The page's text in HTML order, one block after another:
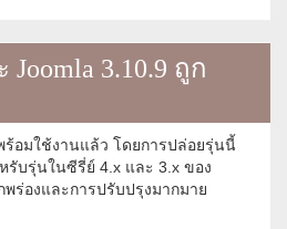
Joomla 3.10.9 ถูก
ร้อมใช้งานแล้ว โดยการปล่อยรุ่นนี้
บรุ่นในซีรี่ย์ 4.x และ 3.x ของ
ร่องและการปรับปรุงมากมาย